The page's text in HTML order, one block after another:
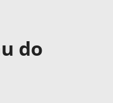
do